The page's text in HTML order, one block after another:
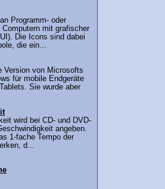
Programm- oder
mit grafischer
Die Icons sind dabei
die ein...
Version von Microsofts
für mobile Endgeräte
Sie wurde aber
wird bei CD- und DVD-
angeben.
1-fache Tempo der
d...